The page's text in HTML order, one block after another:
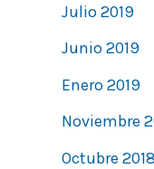
Julio 2019
Junio 2019
Enero 2019
Noviembre
Octubre 2018